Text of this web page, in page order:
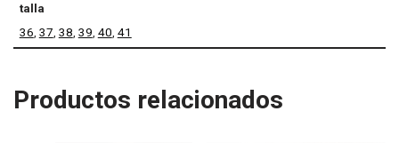
talla
36 37 38 39 40 41
Productos relacionados